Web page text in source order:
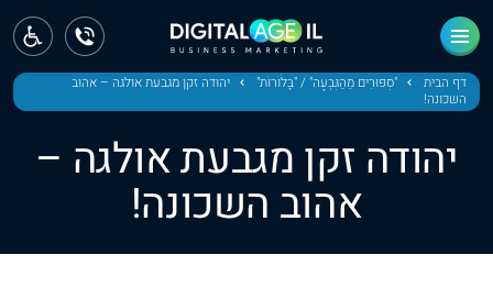
דף הבית "סִפּוּרִים מֵהַגִּבְעָה" / "בָּלֹוֹרוֹת"
יהודה זקן מגבעת אולגה – אהוב
השכונה!
יהודה זקן מגבעת אולגה –
אהוב השכונה!
ראשי
חדשות
מחוז חיפה